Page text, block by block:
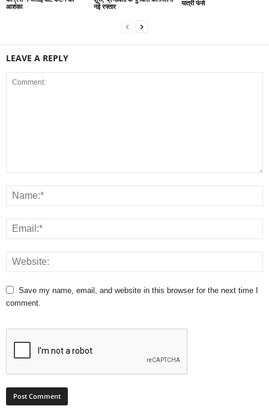
आशंका
नई रफ्तार
यात्री फंसे
LEAVE A REPLY
Save my name, email, and website in this browser for the next time I
comment.